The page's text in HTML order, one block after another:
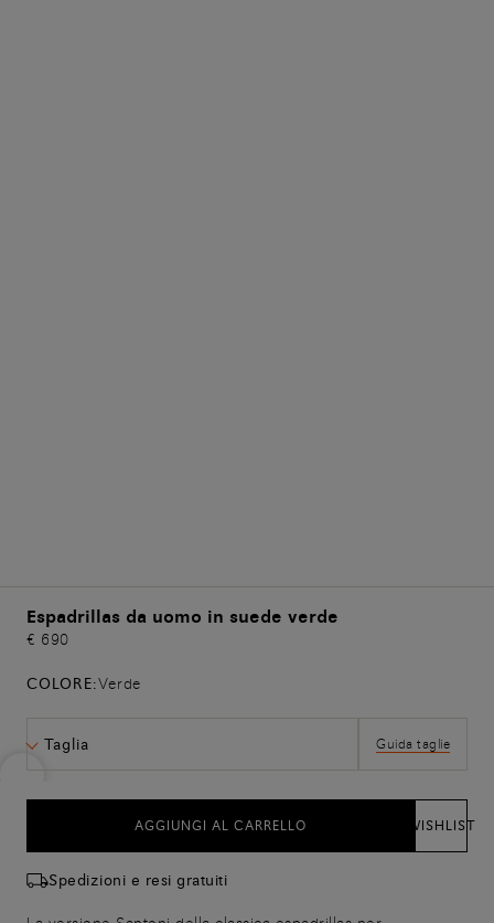
Espadrillas da uomo in suede verde
€ 690
COLORE:Verde
Taglia Guida taglie
AGGIUNGI AL CARRELLO WISHLIST
Spedizioni e resi gratuiti